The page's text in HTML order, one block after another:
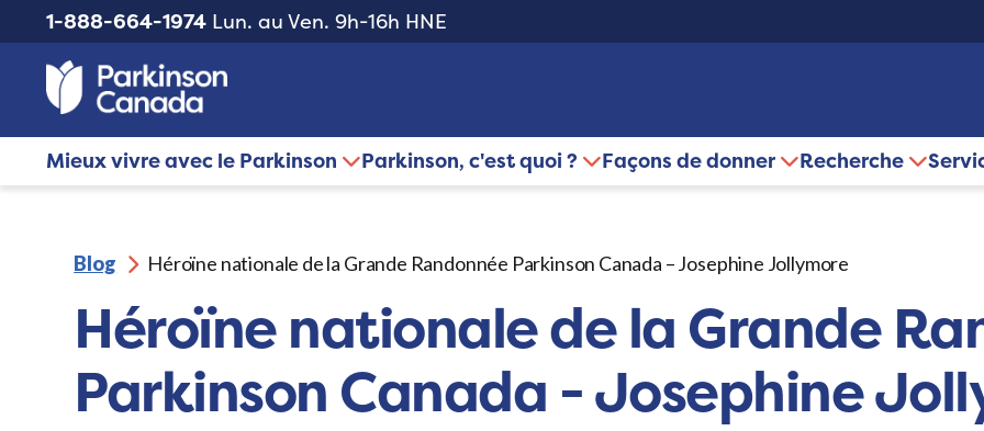
1-888-664-1974 Lun. au Ven. 9h-16h HNE
Mieux vivre avec le Parkinson Parkinson, c'est quoi ? Façons de donner Recherche
Blog Héroïne nationale de la Grande Randonnée Parkinson Canada – Josephine Jollymore
Héroïne nationale de la Grande
Parkinson Canada - Josephine